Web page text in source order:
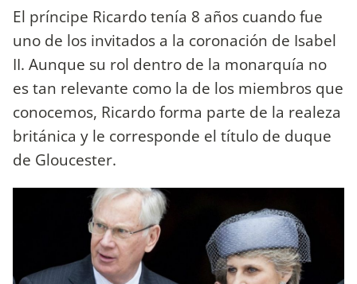
El príncipe Ricardo tenía 8 años cuando fue
uno de los invitados a la coronación de Isabel
II. Aunque su rol dentro de la monarquía no
es tan relevante como la de los miembros que
conocemos, Ricardo forma parte de la realeza
británica y le corresponde el título de duque
de Gloucester.